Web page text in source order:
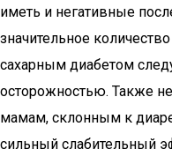
иметь и негативные
значительное
сахарным диабетом
осторожностью. Также
мамам, склонным к
сильный слабительный